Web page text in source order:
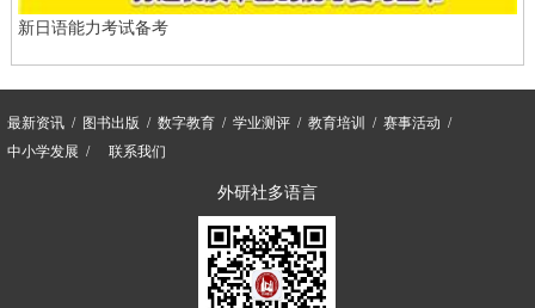
新日语能力考试备考
最新资讯 图书出版 数字教育 学业测评 教育培训
赛事活动
中小学发展
联系我们
外研社多语言